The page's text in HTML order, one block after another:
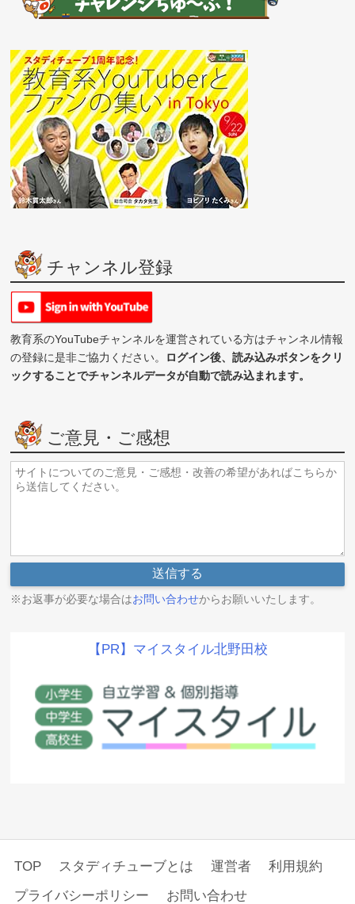
チャンネル登録
教育系のYouTubeチャンネルを運営されている方はチャンネル情報
の登録に是非ご協力ください。 ログイン後、読み込みボタンをクリ
ックすることでチャンネルデータが自動で読み込まれます。
ご意見・ご感想
※お返事が必要な場合はお問い合わせからお願いいたします。
【PR】マイスタイル北野田校
TOP スタディチューブとは 運営者
利用規約
プライバシーポリシー
お問い合わせ